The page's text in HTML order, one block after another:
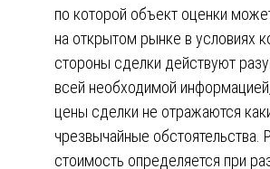
по которой объект оценки
на открытом рынке в условиях
стороны сделки действуют
всей необходимой
цены сделки не отражаются
чрезвычайные обстоятельства.
стоимость определяется при